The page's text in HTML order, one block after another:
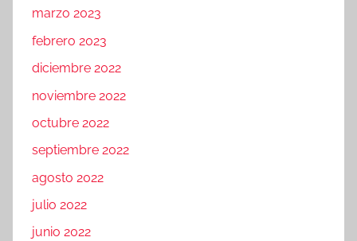
marzo 2023
febrero 2023
diciembre 2022
noviembre 2022
octubre 2022
septiembre 2022
agosto 2022
julio 2022
junio 2022